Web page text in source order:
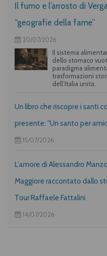
Il fumo e l’arrosto di
“geografie della fame”
20/07/2026
Il sistema
dello stomaco
paradigma
trasformazioni
dell’Italia unita.
Un libro che riscopre i santi
presente: "Un santo per
15/07/2026
L'amore di Alessandro
Maggiore raccontato dallo
Tour Raffaele Fattalini
14/07/2026